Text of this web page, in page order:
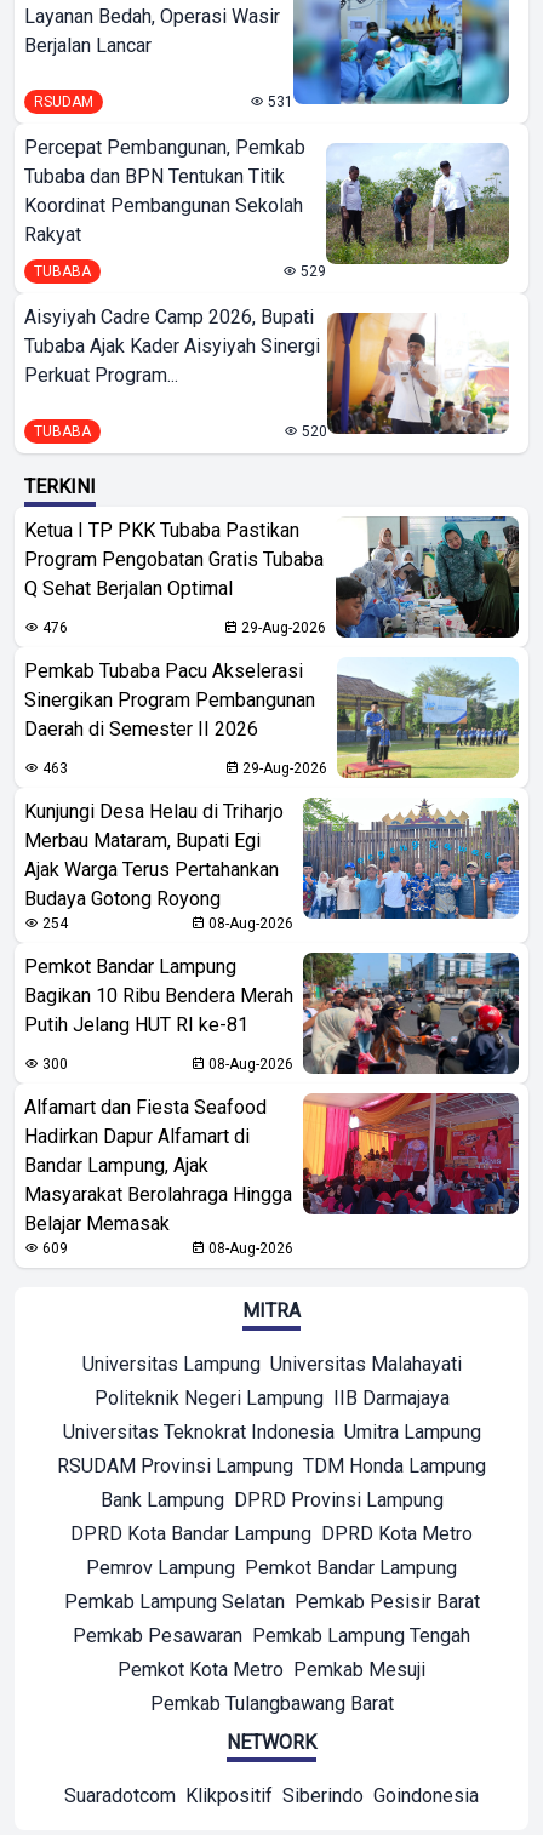
Layanan Bedah, Operasi Wasir
Berjalan Lancar
RSUDAM 531
Percepat Pembangunan, Pemkab
Tubaba dan BPN Tentukan Titik
Koordinat Pembangunan Sekolah
Rakyat
TUBABA 529
Aisyiyah Cadre Camp 2026, Bupati
Tubaba Ajak Kader Aisyiyah Sinergi
Perkuat Program...
TUBABA 520
TERKINI
Ketua I TP PKK Tubaba Pastikan
Program Pengobatan Gratis Tubaba
Q Sehat Berjalan Optimal
476 29-Aug-2026
Pemkab Tubaba Pacu Akselerasi
Sinergikan Program Pembangunan
Daerah di Semester II 2026
463 29-Aug-2026
Kunjungi Desa Helau di Triharjo
Merbau Mataram, Bupati Egi
Ajak Warga Terus Pertahankan
Budaya Gotong Royong
254 08-Aug-2026
Pemkot Bandar Lampung
Bagikan 10 Ribu Bendera Merah
Putih Jelang HUT RI ke-81
300 08-Aug-2026
Alfamart dan Fiesta Seafood
Hadirkan Dapur Alfamart di
Bandar Lampung, Ajak
Masyarakat Berolahraga Hingga
Belajar Memasak
609 08-Aug-2026
MITRA
Universitas Lampung Universitas Malahayati
Politeknik Negeri Lampung IIB Darmajaya
Universitas Teknokrat Indonesia Umitra Lampung
RSUDAM Provinsi Lampung TDM Honda Lampung
Bank Lampung DPRD Provinsi Lampung
DPRD Kota Bandar Lampung DPRD Kota Metro
Pemrov Lampung Pemkot Bandar Lampung
Pemkab Lampung Selatan Pemkab Pesisir Barat
Pemkab Pesawaran Pemkab Lampung Tengah
Pemkot Kota Metro Pemkab Mesuji
Pemkab Tulangbawang Barat
NETWORK
Suaradotcom Klikpositif Siberindo Goindonesia